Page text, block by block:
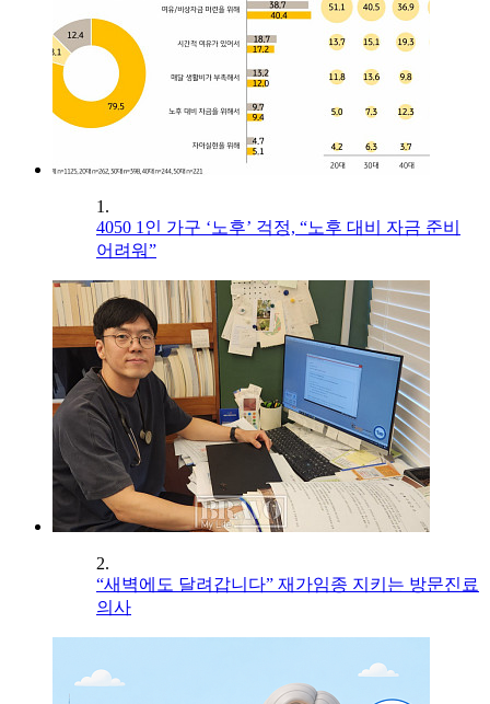
1.
4050 1인 가구 ‘노후’ 걱정, “노후 대비 자금 준비
어려워”
2.
“새벽에도 달려갑니다” 재가임종 지키는 방문진료
의사